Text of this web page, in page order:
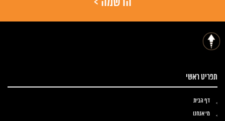
תפריט ראשי
דף הבית
מי אנחנו